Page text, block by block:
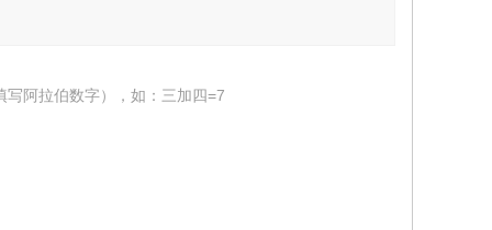
写阿拉伯数字），如：三加四=7